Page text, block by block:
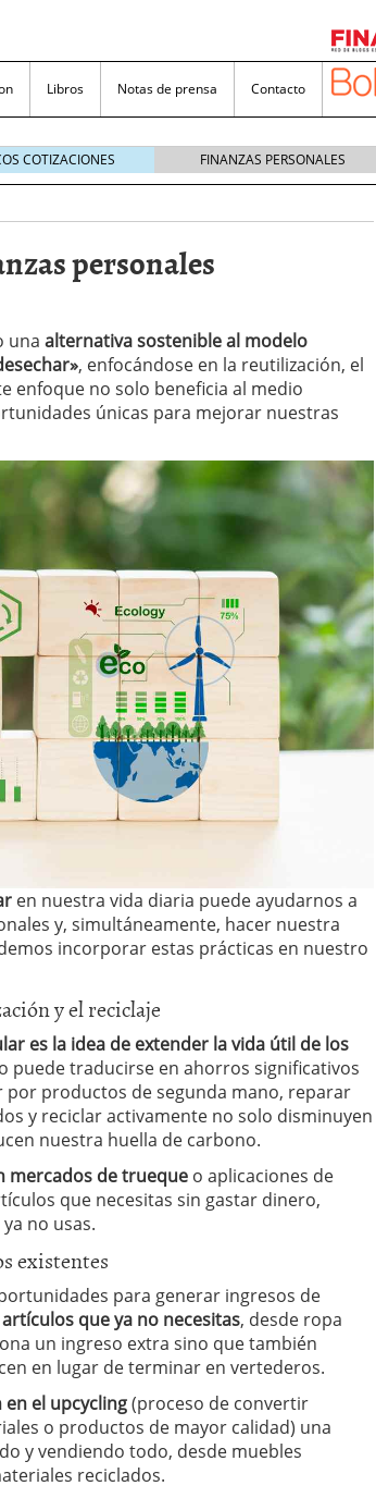
Libros Notas de prensa Contacto
y por qué no hay que perderlas de vista
noviembre 22, 2024
destacan por sus dividendos constantes
herramienta para tus inversiones
2024
COTIZACIONES FINANZAS PERSONALES
personales
una alternativa sostenible al modelo
, enfocándose en la reutilización, el
enfoque no solo beneficia al medio
únicas para mejorar nuestras
en nuestra vida diaria puede ayudarnos a
y, simultáneamente, hacer nuestra
incorporar estas prácticas en nuestro
y el reciclaje
es la idea de extender la vida útil de los
puede traducirse en ahorros significativos
por productos de segunda mano, reparar
y reciclar activamente no solo disminuyen
nuestra huella de carbono.
mercados de trueque o aplicaciones de
que necesitas sin gastar dinero,
no usas.
existentes
para generar ingresos de
que ya no necesitas, desde ropa
un ingreso extra sino que también
en lugar de terminar en vertederos.
el upcycling(proceso de convertir
o productos de mayor calidad) una
y vendiendo todo, desde muebles
reciclados.